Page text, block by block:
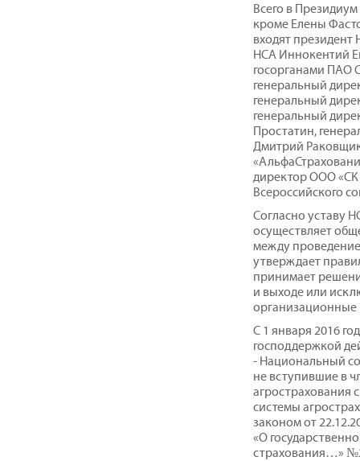
Всего в
кроме Елены
входят
НСА Иннокентий
госорганами ПАО
генеральный
генеральный
генеральный
Простатин,
Дмитрий
директор ООО «СК
Всероссийского
Согласно уставу
осуществляет
между
утверждает
принимает
и выходе или
организационные
С 1 января 2016
господдержкой
- Национальный
не вступившие в
агрострахования
системы
законом от
«О
страхования…»